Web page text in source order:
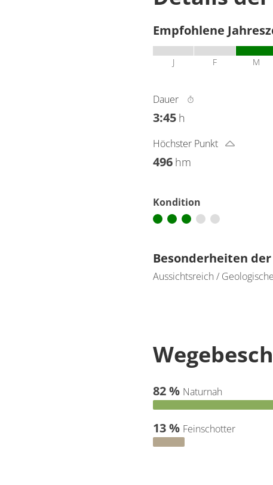
Empfohlene
J F M
Dauer
3:45 h
Höchster Punkt
496 hm
Kondition
Besonderheiten
Aussichtsreich /
82 % Naturnah
13 % Feinschotter